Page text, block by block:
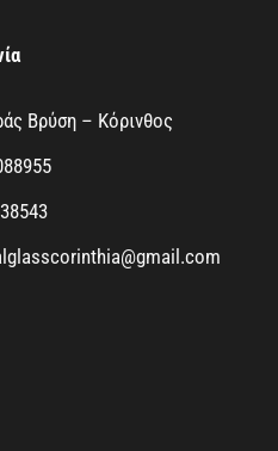
Βρύση – Κόρινθος